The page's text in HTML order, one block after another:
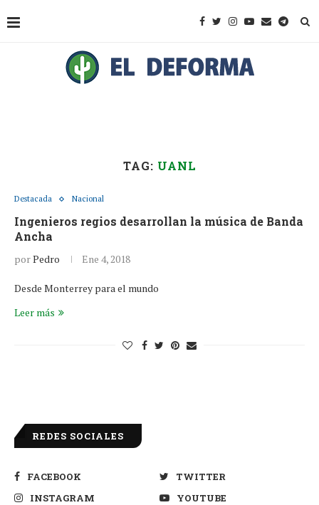
TAG: UANL
Destacada Nacional
Ingenieros regios desarrollan la música de Banda
Ancha
porPedro Ene 4, 2018
Desde Monterrey para el mundo
Leer más
REDES SOCIALES
FACEBOOK
TWITTER
INSTAGRAM
YOUTUBE